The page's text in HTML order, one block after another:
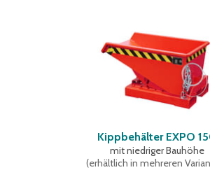
Kippbehälter EXPO
mit niedriger Bauhöhe
(erhältlich in mehreren